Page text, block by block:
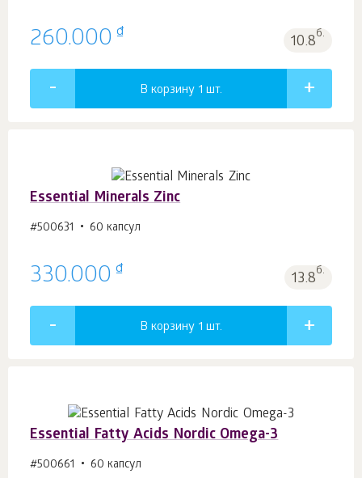
260.000 ₫ 10.8б.
В корзину 1 шт.
Essential Minerals Zinc
#500631 60 капсул
330.000 ₫ 13.8б.
В корзину 1 шт.
Essential Fatty Acids Nordic Omega-3
#500661 60 капсул